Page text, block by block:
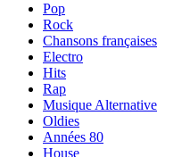
Pop
Rock
Chansons françaises
Electro
Hits
Rap
Musique Alternative
Oldies
Années 80
House